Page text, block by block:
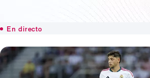
En directo